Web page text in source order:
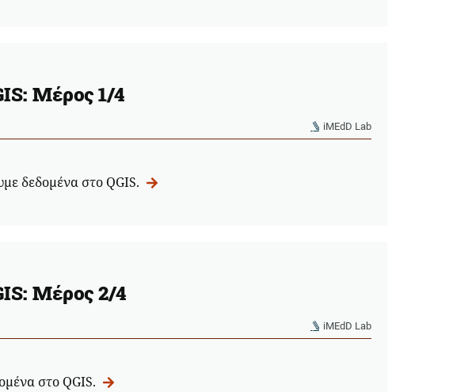
Μέρος 1/4
iMEdD Lab
δεδομένα στο QGIS.
Μέρος 2/4
iMEdD Lab
στο QGIS.